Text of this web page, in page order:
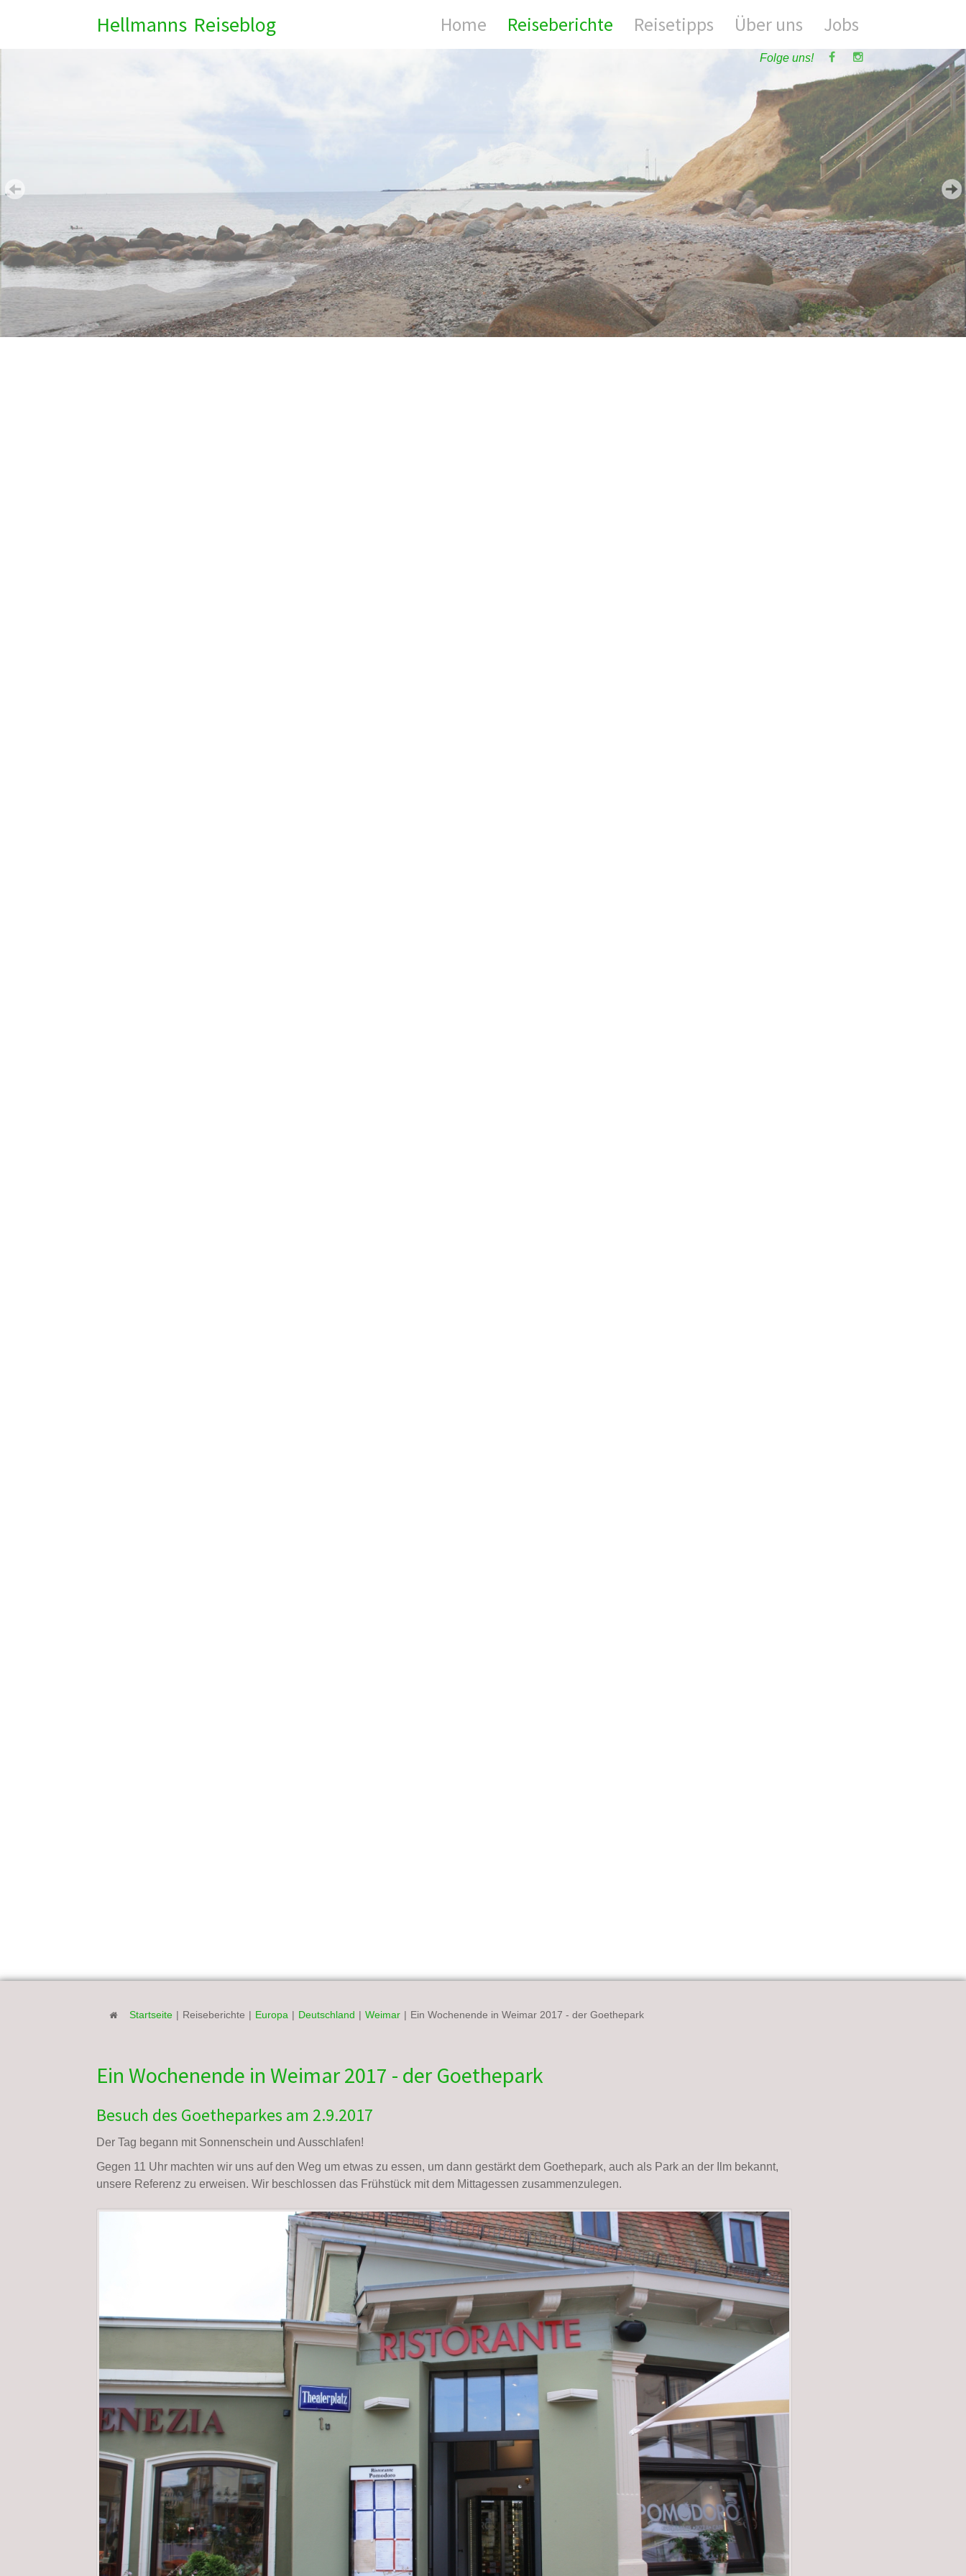
Hellmanns Reiseblog Home Reiseberichte Reisetipps Über uns Jobs
Folge uns!
Startseite Reiseberichte Europa Deutschland Weimar Ein Wochenende in Weimar 2017 - der Goethepark
Ein Wochenende in Weimar 2017 - der Goethepark
Besuch des Goetheparkes am 2.9.2017
Der Tag begann mit Sonnenschein und Ausschlafen!
Gegen 11 Uhr machten wir uns auf den Weg um etwas zu essen, um dann gestärkt dem Goethepark, auch als Park an der Ilm bekannt,
unsere Referenz zu erweisen. Wir beschlossen das Frühstück mit dem Mittagessen zusammenzulegen.